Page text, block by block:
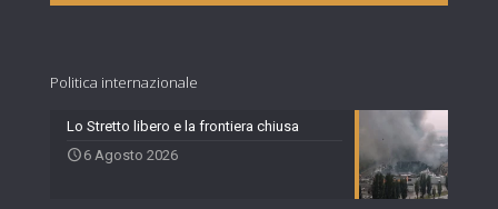
Politica internazionale
Lo Stretto libero e la frontiera chiusa
6 Agosto 2026